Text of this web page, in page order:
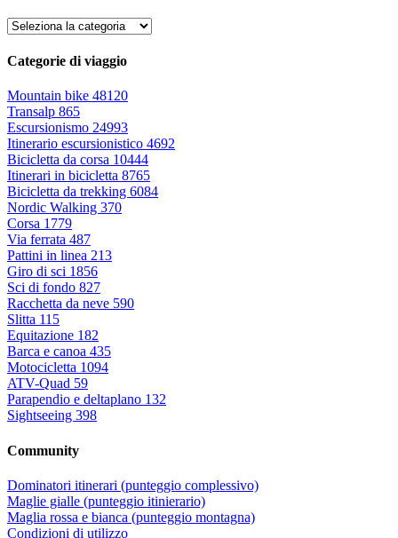
Categorie di viaggio
Mountain bike 48120
Transalp 865
Escursionismo 24993
Itinerario escursionistico 4692
Bicicletta da corsa 10444
Itinerari in bicicletta 8765
Bicicletta da trekking 6084
Nordic Walking 370
Corsa 1779
Via ferrata 487
Pattini in linea 213
Giro di sci 1856
Sci di fondo 827
Racchetta da neve 590
Slitta 115
Equitazione 182
Barca e canoa 435
Motocicletta 1094
ATV-Quad 59
Parapendio e deltaplano 132
Sightseeing 398
Community
Dominatori itinerari (punteggio complessivo)
Maglie gialle (punteggio itinierario)
Maglia rossa e bianca (punteggio montagna)
Condizioni di utilizzo